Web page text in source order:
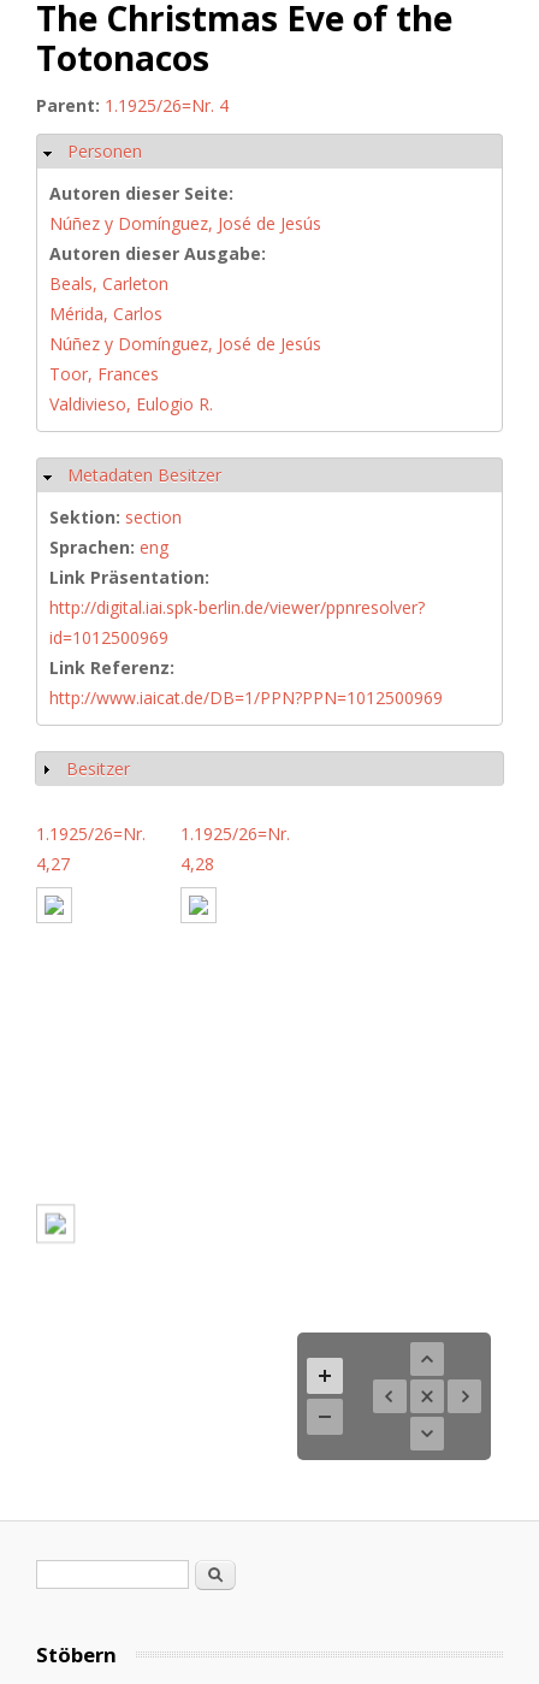
The Christmas Eve of the
Totonacos
Parent: 1.1925/26=Nr. 4
Ausblenden
Personen
Autoren dieser Seite:
Núñez y Domínguez, José de Jesús
Autoren dieser Ausgabe:
Beals, Carleton
Mérida, Carlos
Núñez y Domínguez, José de Jesús
Toor, Frances
Valdivieso, Eulogio R.
Ausblenden
Metadaten Besitzer
Sektion: section
Sprachen: eng
Link Präsentation:
http://digital.iai.spk-berlin.de/viewer/ppnresolver?
id=1012500969
Link Referenz:
http://www.iaicat.de/DB=1/PPN?PPN=1012500969
Anzeigen
Besitzer
1.1925/26=Nr.
4,27
1.1925/26=Nr.
4,28
Suche
Stöbern